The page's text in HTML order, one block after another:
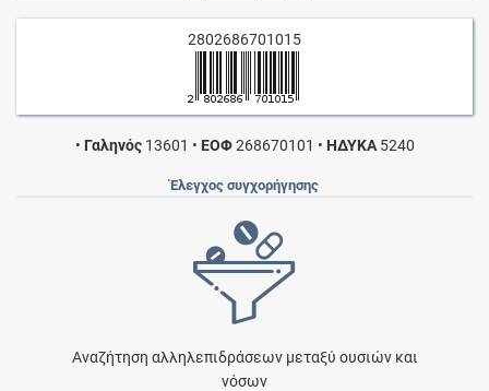
2802686701015
• Γαληνός13601 • ΕΟΦ268670101 • ΗΔΥΚΑ5240
Έλεγχος συγχορήγησης
Αναζήτηση αλληλεπιδράσεων μεταξύ ουσιών και
νόσων